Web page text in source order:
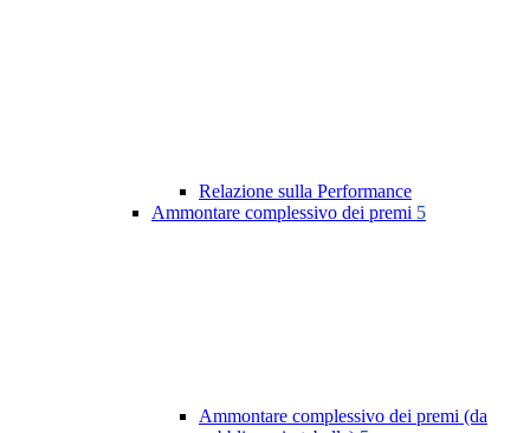
Relazione sulla Performance
Ammontare complessivo dei premi 5
Ammontare complessivo dei premi (da